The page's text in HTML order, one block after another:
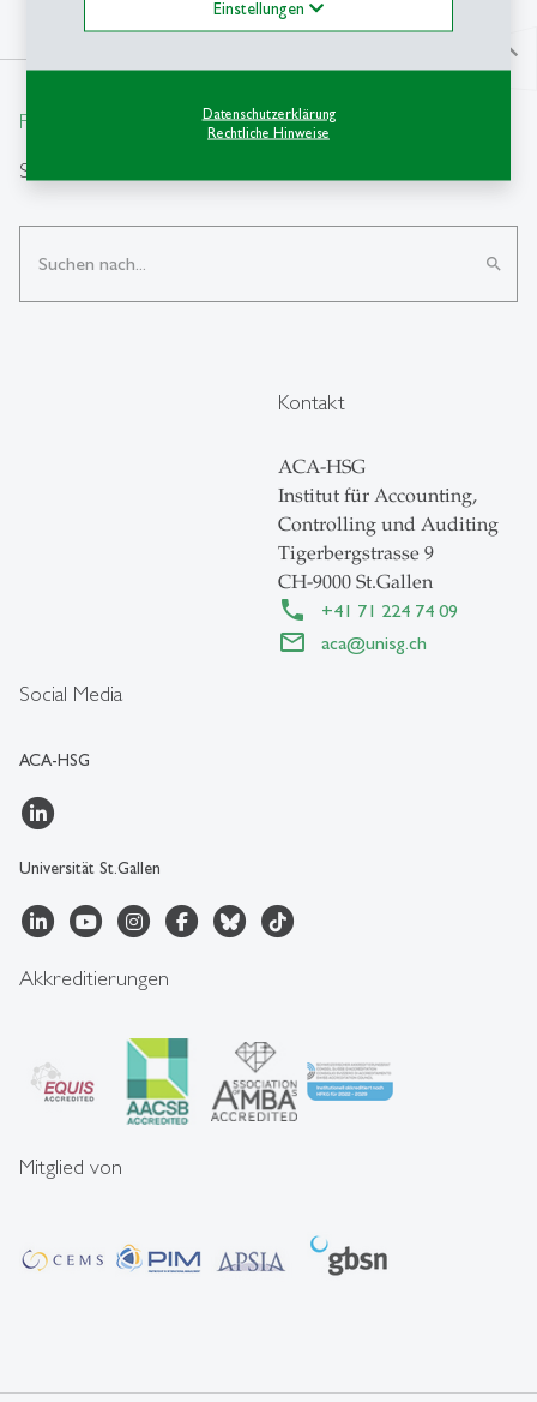
Einstellungen
Datenschutzerklärung
Rechtliche Hinweise
north
From insight to impact.
Suche
search
Social Media
ACA-HSG
Universität St.Gallen
Kontakt
ACA-HSG
Institut für Accounting,
Controlling und Auditing
Tigerbergstrasse 9
CH-9000 St.Gallen
+41 71 224 74 09
aca@unisg.ch
Akkreditierungen
Mitglied von